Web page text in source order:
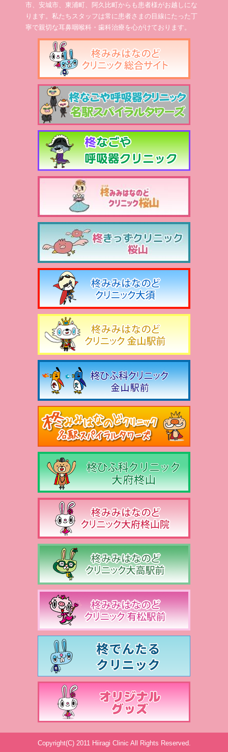
市、安城市、東浦町、阿久比町からも患者様がお越しにな
ります。私たちスタッフは常に患者さまの目線にたった丁
寧で親切な耳鼻咽喉科・歯科治療を心がけております。
Copyright(C) 2011 Hiiragi Clinic All Rights Reserved.